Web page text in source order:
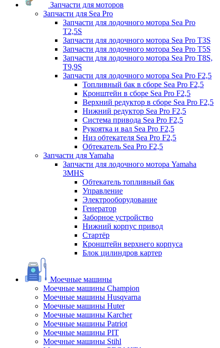
Запчасти для моторов
Запчасти для Sea Pro
Запчасти для лодочного мотора Sea Pro
Т2,5S
Запчасти для лодочного мотора Sea Pro Т3S
Запчасти для лодочного мотора Sea Pro Т5S
Запчасти для лодочного мотора Sea Pro Т8S,
T9,9S
Запчасти для лодочного мотора Sea Pro F2,5
Топливный бак в сборе Sea Pro F2,5
Кронштейн в сборе Sea Pro F2,5
Верхний редуктор в сборе Sea Pro F2,5
Нижний редуктор Sea Pro F2,5
Система привода Sea Pro F2,5
Рукоятка и вал Sea Pro F2,5
Низ обтекателя Sea Pro F2,5
Обтекатель Sea Pro F2,5
Запчасти для Yamaha
Запчасти для лодочного мотора Yamaha
3MHS
Обтекатель топливный бак
Управление
Электрооборудование
Генератор
Заборное устройство
Нижний корпус привод
Стартёр
Кронштейн верхнего корпуса
Блок цилиндров картер
Моечные машины
Моечные машины Champion
Моечные машины Husqvarna
Моечные машины Huter
Моечные машины Karcher
Моечные машины Patriot
Моечные машины PIT
Моечные машины Stihl